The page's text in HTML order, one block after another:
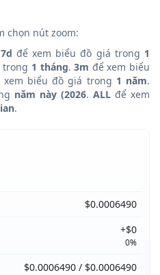
chọn nút zoom:
7d để xem biểu đồ giá trong 1
trong 1 tháng.3m để xem biểu
xem biểu đồ giá trong 1 năm.
năm này (2026. ALLđể xem
.
$0.0006490
+$0
0%
$0.0006490 / $0.0006490